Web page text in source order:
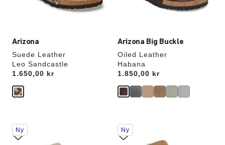
Arizona
Suede Leather
Leo Sandcastle
Price:
1.650,00 kr
Arizona Big Buckle
Oiled Leather
Habana
Price:
1.850,00 kr
Samhandling
med
swatch-
Ny
Samhandling
med
swatch-
Ny